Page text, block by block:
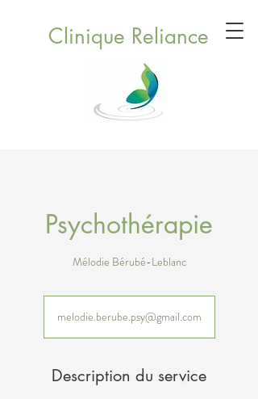
Clinique Reliance
Psychothérapie
Mélodie Bérubé-Leblanc
melodie.berube.psy@gmail.com
Description du service